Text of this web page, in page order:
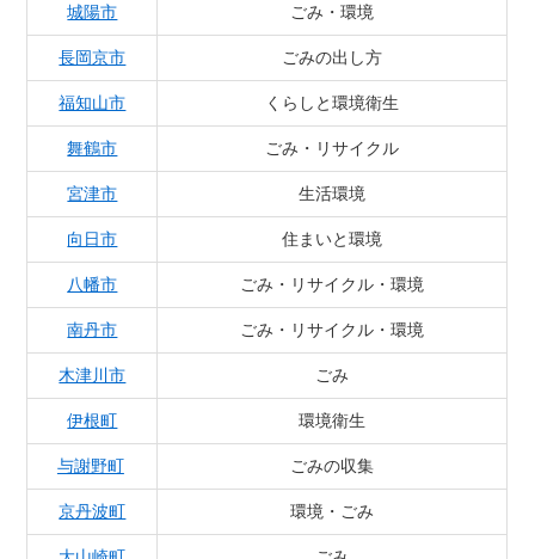
城陽市 ごみ・環境
長岡京市 ごみの出し方
福知山市 くらしと環境衛生
舞鶴市 ごみ・リサイクル
宮津市 生活環境
向日市 住まいと環境
八幡市 ごみ・リサイクル・環境
南丹市 ごみ・リサイクル・環境
木津川市 ごみ
伊根町 環境衛生
与謝野町 ごみの収集
京丹波町 環境・ごみ